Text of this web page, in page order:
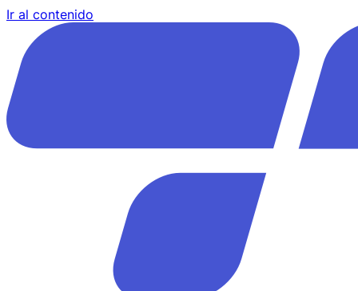
Ir al contenido